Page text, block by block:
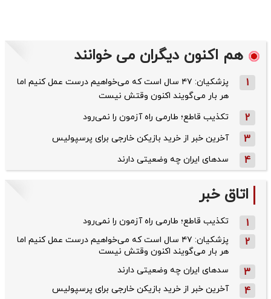
هم اکنون دیگران می خوانند
1
پزشکیان: ۴۷ سال است که می‌خواهیم درست عمل کنیم اما
هر بار می‌گویند اکنون وقتش نیست
2 تکذیب قاطع؛‌ طارمی راه آزمون را نمی‌رود
3 آخرین خبر از خرید بازیکن خارجی برای پرسپولیس
4 سدهای ایران چه وضعیتی دارند
اتاق خبر
1 تکذیب قاطع؛‌ طارمی راه آزمون را نمی‌رود
2
پزشکیان: ۴۷ سال است که می‌خواهیم درست عمل کنیم اما
هر بار می‌گویند اکنون وقتش نیست
3 سدهای ایران چه وضعیتی دارند
4 آخرین خبر از خرید بازیکن خارجی برای پرسپولیس